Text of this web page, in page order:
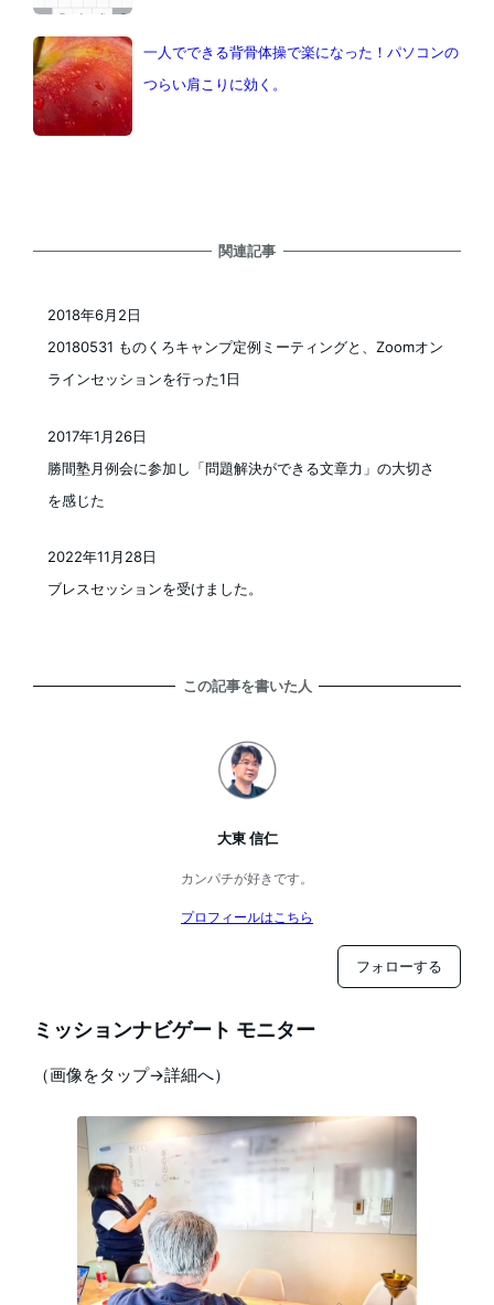
一人でできる背骨体操で楽になった！パソコンの
つらい肩こりに効く。
関連記事
20180531 ものくろキャンプ定例ミーティングと、Zoomオン
ラインセッションを行った1日
2018年6月2日
勝間塾月例会に参加し「問題解決ができる文章力」の大切さ
を感じた
投稿日
2017年1月26日
ブレスセッションを受けました。
2022年11月28日
この記事を書いた人
大東 信仁
カンパチが好きです。
プロフィールはこちら
フォローする
ミッションナビゲート モニター
（画像をタップ→詳細へ）